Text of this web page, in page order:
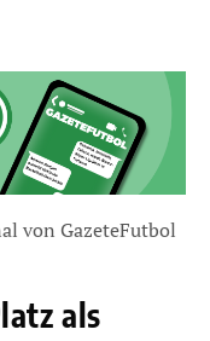
von GazeteFutbol
als